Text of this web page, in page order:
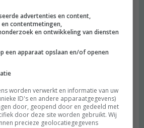
advertenties en content,
contentmetingen,
en ontwikkeling van diensten
een apparaat opslaan en/of openen
worden verwerkt en informatie van uw
ID's en andere apparaatgegevens)
door, geopend door en gedeeld met
door deze site worden gebruikt. Wij
precieze geolocatiegegevens